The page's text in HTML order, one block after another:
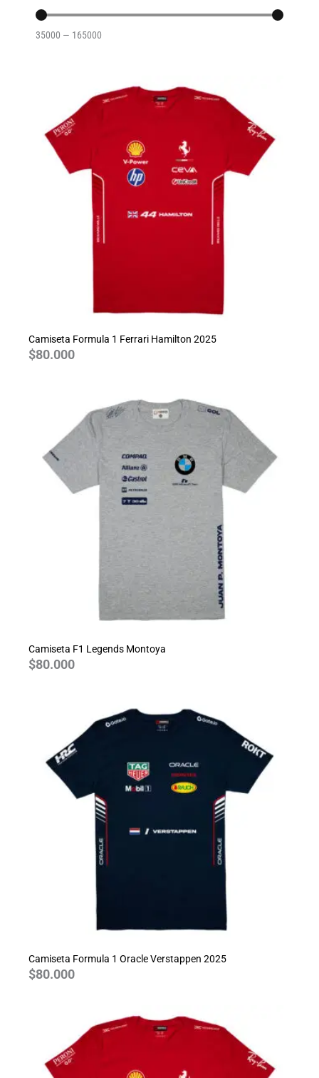
35000 — 165000
Camiseta Formula 1 Ferrari Hamilton 2025
$80.000
Camiseta F1 Legends Montoya
$80.000
Camiseta Formula 1 Oracle Verstappen 2025
$80.000